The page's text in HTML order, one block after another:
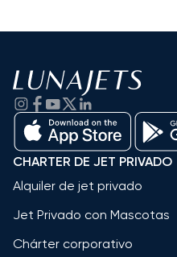
CHARTER DE JET PRIVADO
Alquiler de jet privado
Jet Privado con Mascotas
Chárter corporativo